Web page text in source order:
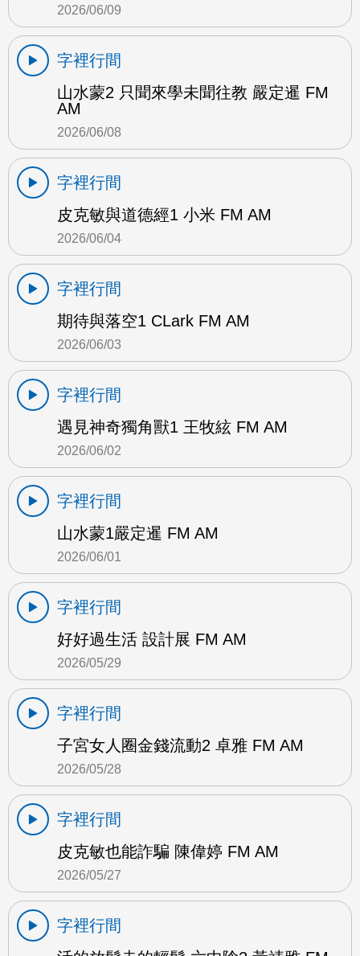
2026/06/09
字裡行間
山水蒙2 只聞來學未聞往教 嚴定暹 FM
AM
2026/06/08
字裡行間
皮克敏與道德經1 小米 FM AM
2026/06/04
字裡行間
期待與落空1 CLark FM AM
2026/06/03
字裡行間
遇見神奇獨角獸1 王牧絃 FM AM
2026/06/02
字裡行間
山水蒙1嚴定暹 FM AM
2026/06/01
字裡行間
好好過生活 設計展 FM AM
2026/05/29
字裡行間
子宮女人圈金錢流動2 卓雅 FM AM
2026/05/28
字裡行間
皮克敏也能詐騙 陳偉婷 FM AM
2026/05/27
字裡行間